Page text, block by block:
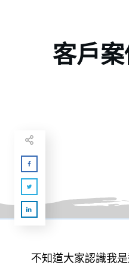
客戶
不知道大家認識我